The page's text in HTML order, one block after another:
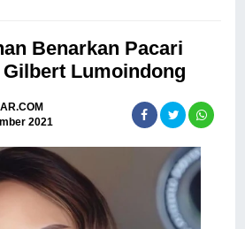
Benarkan Pacari
Lumoindong
2021